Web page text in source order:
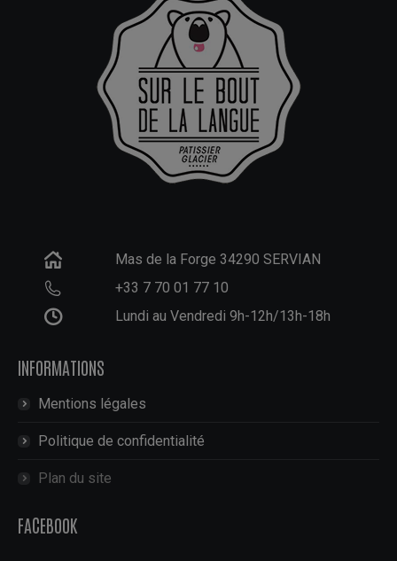
Mas de la Forge 34290 SERVIAN
+33 7 70 01 77 10
Lundi au Vendredi 9h-12h/13h-18h
INFORMATIONS
Mentions légales
Politique de confidentialité
Plan du site
FACEBOOK